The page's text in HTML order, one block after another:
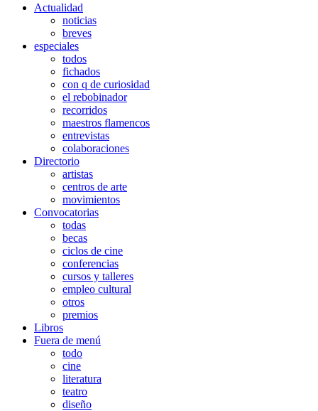
Actualidad
noticias
breves
especiales
todos
fichados
con q de curiosidad
el rebobinador
recorridos
maestros flamencos
entrevistas
colaboraciones
Directorio
artistas
centros de arte
movimientos
Convocatorias
todas
becas
ciclos de cine
conferencias
cursos y talleres
empleo cultural
otros
premios
Libros
Fuera de menú
todo
cine
literatura
teatro
diseño